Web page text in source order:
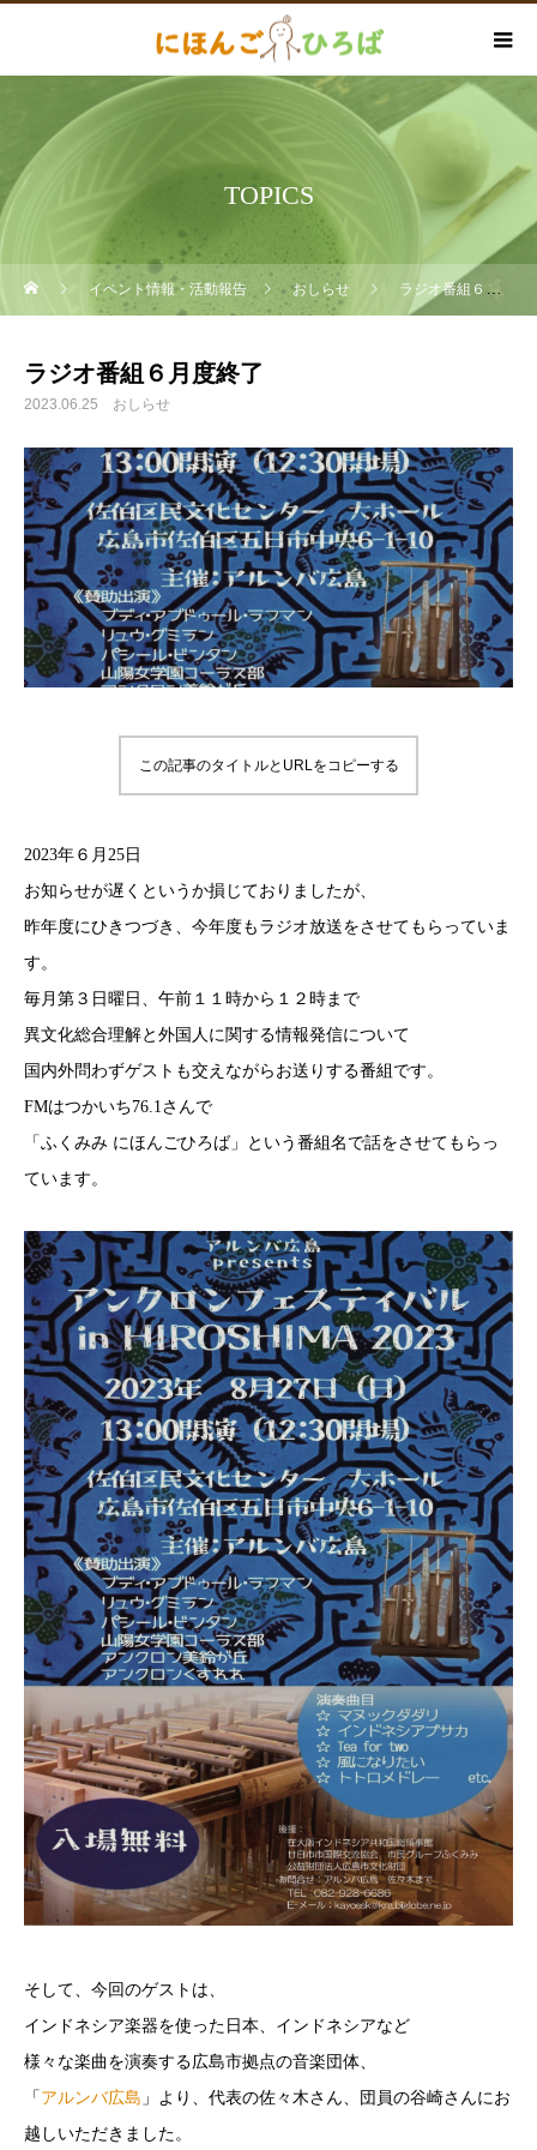
TOPICS
イベント情報・活動報告 おしらせ ラジオ番組６月度終了
ラジオ番組６月度終了
2023.06.25 おしらせ
この記事のタイトルとURLをコピーする
2023年６月25日
お知らせが遅くというか損じておりましたが、
昨年度にひきつづき、今年度もラジオ放送をさせてもらっていま
す。
毎月第３日曜日、午前１１時から１２時まで
異文化総合理解と外国人に関する情報発信について
国内外問わずゲストも交えながらお送りする番組です。
FMはつかいち76.1さんで
「ふくみみ にほんごひろば」という番組名で話をさせてもらっ
ています。
そして、今回のゲストは、
インドネシア楽器を使った日本、インドネシアなど
様々な楽曲を演奏する広島市拠点の音楽団体、
「 アルンバ広島 」より、代表の佐々木さん、団員の谷崎さんにお
越しいただきました。